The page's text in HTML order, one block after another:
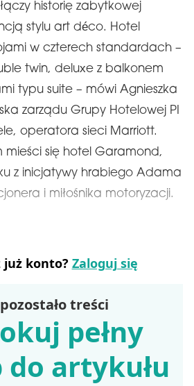
historię zabytkowej
stylu art déco. Hotel
w czterech standardach –
twin, deluxe z balkonem
typu suite – mówi Agnieszka
zarządu Grupy Hotelowej PI
operatora sieci Marriott.
mieści się hotel Garamond,
z inicjatywy hrabiego Adama
i miłośnika motoryzacji.
już konto? Zaloguj się
treści
pełny
artykułu